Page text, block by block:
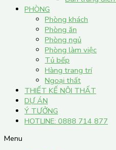
PHÒNG
Phòng khách
Phòng ăn
Phòng ngủ
Phòng làm việc
Tủ bếp
Hàng trang trí
Ngoại thất
THIẾT KẾ NỘI THẤT
DỰ ÁN
Ý TƯỞNG
HOTLINE: 0888 714 877
Menu